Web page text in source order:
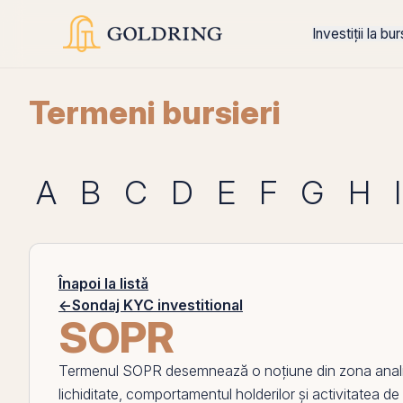
Investiții la
Termeni bursieri
A B C D E F G H I
Înapoi la listă
←Sondaj KYC investitional
SOPR
Termenul SOPR desemnează o noțiune din zona
lichiditate, comportamentul holderilor și activitatea